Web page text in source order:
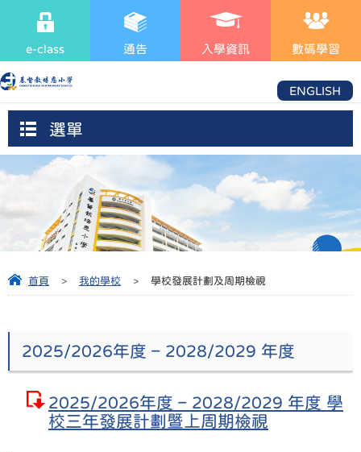
e-class 通告 入學資訊 數碼學習
ENGLISH
選單
首頁 > 我的學校 > 學校發展計劃及周期檢視
2025/2026年度 – 2028/2029 年度
2025/2026年度 – 2028/2029 年度 學
校三年發展計劃暨上周期檢視